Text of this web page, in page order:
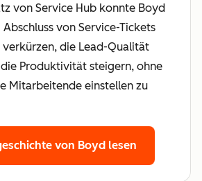
von Service Hub konnte Boyd
von Service-Tickets
verkürzen, die Lead-Qualität
Produktivität steigern, ohne
Mitarbeitende einstellen zu
von Boyd lesen